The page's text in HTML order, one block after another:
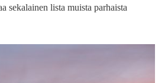
sekalainen lista muista parhaista